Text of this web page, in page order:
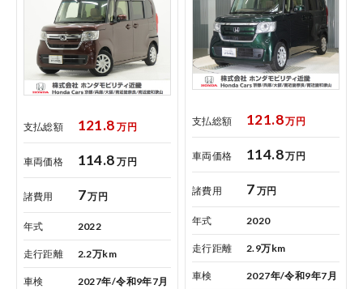
コーポレートサイト
点検・整備のご予約
各店舗へのお問い合わせ
支払総額 121.8 万円
車両価格 114.8 万円
諸費用 7万円
年式 2022
走行距離 2.2万km
車検 2027年/令和9年7月
支払総額 121.8万円
車両価格 114.8万円
諸費用 7 万円
年式 2020
走行距離 2.9万km
車検 2027年/令和9年7月